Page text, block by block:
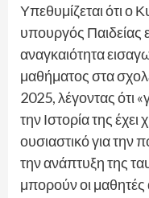
Υπεθυμίζεται ότι ο
υπουργός Παιδείας
αναγκαιότητα
μαθήματος στα
2025, λέγοντας ότι
την Ιστορία της
ουσιαστικό για την
την ανάπτυξη της
μπορούν οι μαθητές